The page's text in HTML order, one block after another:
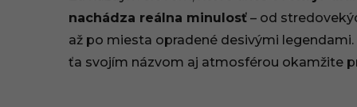
1
0
nachádza reálna minulosť – od
až po miesta opradené desivými
ťa svojím názvom aj atmosférou okamžite